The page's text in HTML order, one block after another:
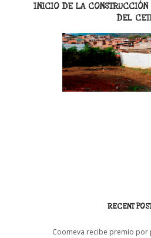
INICIO DE LA
DEL
RECENT
Coomeva recibe premio por